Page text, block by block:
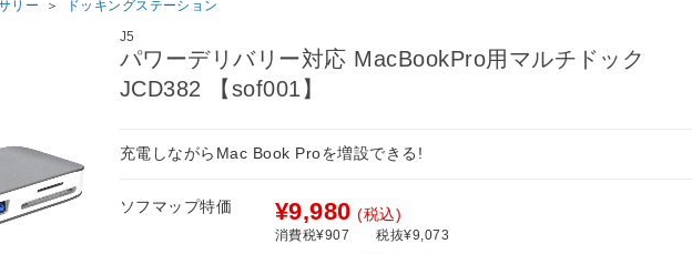
リー ＞
ドッキングステーション
J5
パワーデリバリー対応 MacBookPro用マルチドック
JCD382 【sof001】
充電しながらMac Book Proを増設できる!
ソフマップ特価 ¥9,980 (税込)
消費税¥907 税抜¥9,073